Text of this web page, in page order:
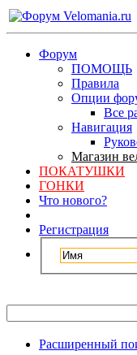
Форум
ПОМОЩЬ
Правила
Опции
Все
Навигация
Магазин
ПОКАТУШКИ
ГОНКИ
Что нового?
Регистрация
Расширенный